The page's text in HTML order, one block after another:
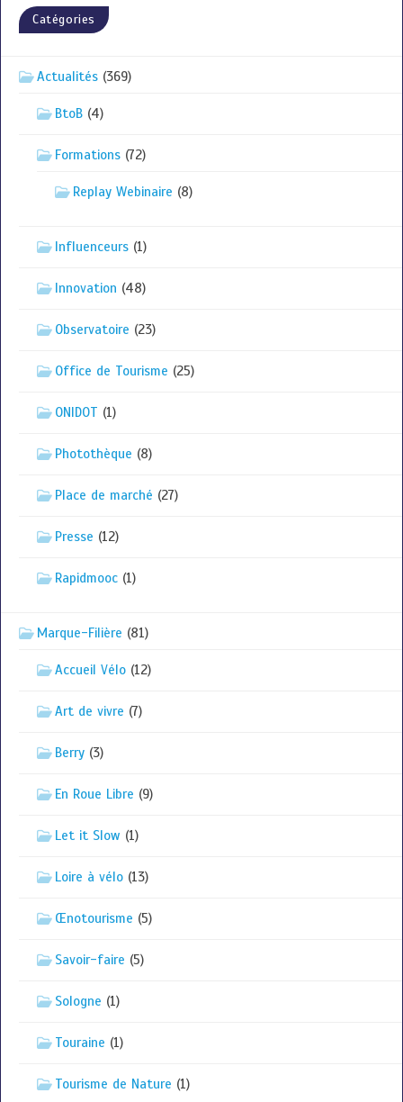
Catégories
Actualités (369)
BtoB (4)
Formations (72)
Replay Webinaire (8)
Influenceurs (1)
Innovation (48)
Observatoire (23)
Office de Tourisme (25)
ONIDOT (1)
Photothèque (8)
Place de marché (27)
Presse (12)
Rapidmooc (1)
Marque-Filière (81)
Accueil Vélo (12)
Art de vivre (7)
Berry (3)
En Roue Libre (9)
Let it Slow (1)
Loire à vélo (13)
Œnotourisme (5)
Savoir-faire (5)
Sologne (1)
Touraine (1)
Tourisme de Nature (1)